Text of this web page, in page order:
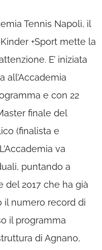
Tennis Napoli, il
+Sport mette la
E’ iniziata
all’Accademia
e con 22
finale del
(finalista e
va
puntando a
del 2017 che ha già
il numero record di
il programma
di Agnano,